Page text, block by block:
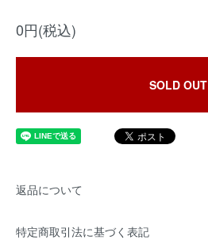
0円(税込)
SOLD OUT
返品について
特定商取引法に基づく表記